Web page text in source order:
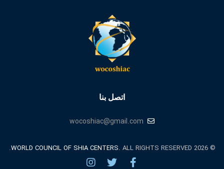
اتصل بنا
wocoshiac@gmail.com
© 2026
WORLD COUNCIL OF SHIA CENTERS. ALL RIGHTS RESERVED.